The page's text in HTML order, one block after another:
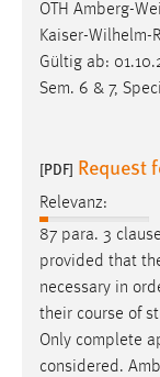
OTH Amberg-
Kaiser-Wilhelm-
Gültig ab:
Sem. 6 & 7,
[PDF] Request
Relevanz:
87 para. 3
provided that
necessary in
their course of
Only complete
considered.